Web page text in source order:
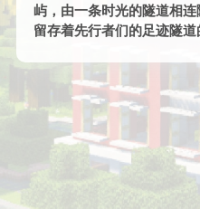
屿，由一条时光的隧道相连
留存着先行者们的足迹隧